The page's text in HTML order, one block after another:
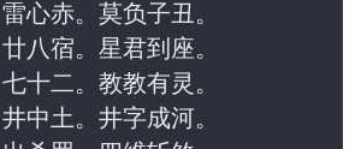
赤。莫负子丑。
宿。星君到座。
二。教教有灵。
土。井字成河。